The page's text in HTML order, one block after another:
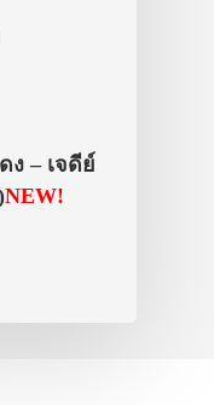
ง – เจดีย์
NEW!